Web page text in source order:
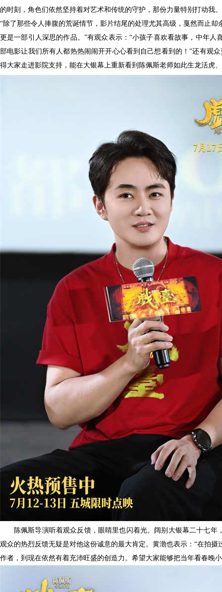
的时刻，角色们依然坚持着对艺术和传统的守护，那份力量特别打动我
“除了那些令人捧腹的荒诞情节，影片结尾的处理尤其高级，戛然而止
更是一部引人深思的作品。”有观众表示：“小孩子喜欢看故事，中年人
部电影让我们所有人都热热闹闹开开心心看到自己想看到的！”还有观
得大家走进影院支持，能在大银幕上重新看到陈佩斯老师如此生龙活虎
陈佩斯导演听着观众反馈，眼睛里也闪着光。阔别大银幕二十七年
观众的热烈反馈无疑是对他这份诚意的最大肯定。黄渤也表示：“在拍
作者，到现在依然有着充沛旺盛的创造力。希望大家能够把当年看春晚